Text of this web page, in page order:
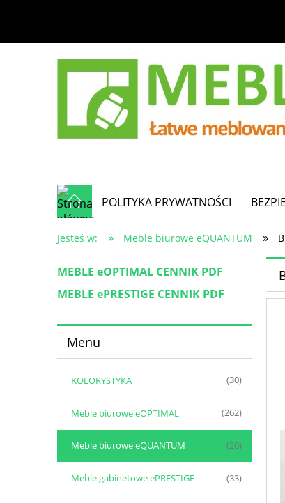
POLITYKA PRYWATNOŚCI
Jesteś w: » Meble biurowe eQUANTUM »
MEBLE eOPTIMAL CENNIK PDF
MEBLE ePRESTIGE CENNIK PDF
Menu
KOLORYSTYKA (30)
Meble biurowe eOPTIMAL (262)
Meble biurowe eQUANTUM (20)
Meble gabinetowe ePRESTIGE (33)